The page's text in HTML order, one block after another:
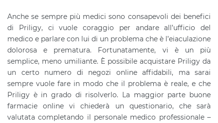
Anche se sempre più medici sono consapevoli dei benefici
di Priligy, ci vuole coraggio per andare all’ufficio del
medico e parlare con lui di un problema che è l’eiaculazione
dolorosa e prematura. Fortunatamente, vi è un più
semplice, meno umiliante. È possibile acquistare Priligy da
un certo numero di negozi online affidabili, ma sarai
sempre vuole fare in modo che il problema è reale, e che
Priligy è in grado di risolverlo. La maggior parte buone
farmacie online vi chiederà un questionario, che sarà
valutata completando il personale medico professionale –